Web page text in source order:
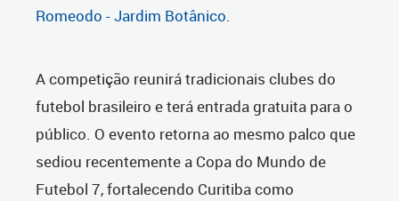
Romeodo - Jardim Botânico.
A competição reunirá tradicionais clubes do
futebol brasileiro e terá entrada gratuita para o
público. O evento retorna ao mesmo palco que
sediou recentemente a Copa do Mundo de
Futebol 7, fortalecendo Curitiba como